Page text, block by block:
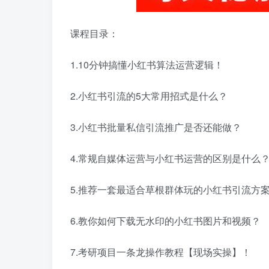
课程目录：
1.10分钟搞懂小红书算法运营逻辑！
2.小红书引流的5大常用招式是什么？
3.小红书批量私信引流推广是否还能做？
4.常规自媒体运营与小红书运营的区别是什么
5.推荐一套最适合草根群体玩的小红书引流方
6.教你如何下载无水印的小红书图片和视频？
7.考研项目一条龙操作教程【现场实操】！